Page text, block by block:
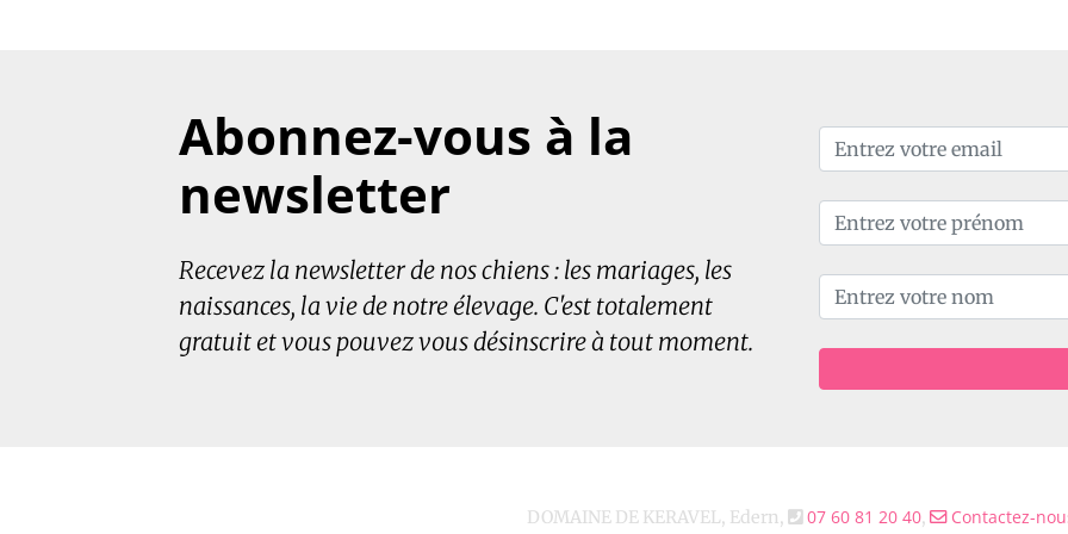
Abonnez-vous à la
newsletter
Recevez la newsletter de nos chiens : les mariages, les
naissances, la vie de notre élevage. C'est totalement
gratuit et vous pouvez vous désinscrire à tout moment.
DOMAINE DE KERAVEL, Edern, 07 60 81 20 40, Contactez-